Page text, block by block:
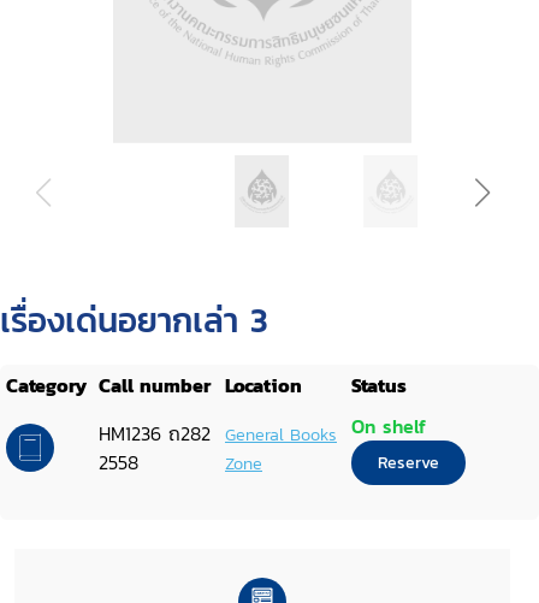
เรื่องเด่นอยากเล่า 3
Category Call number Location
Status
HM1236 ถ282
2558
General Books
Zone
On shelf
Reserve